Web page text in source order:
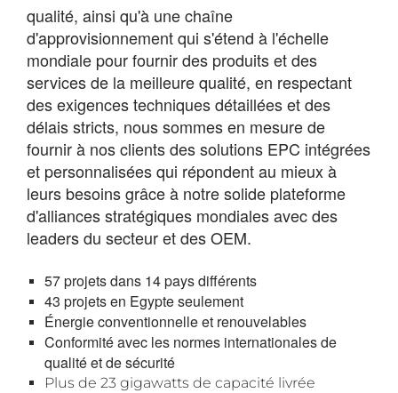
qualité, ainsi qu'à une chaîne
d'approvisionnement qui s'étend à l'échelle
mondiale pour fournir des produits et des
services de la meilleure qualité, en respectant
des exigences techniques détaillées et des
délais stricts, nous sommes en mesure de
fournir à nos clients des solutions EPC intégrées
et personnalisées qui répondent au mieux à
leurs besoins grâce à notre solide plateforme
d'alliances stratégiques mondiales avec des
leaders du secteur et des OEM.
57 projets dans 14 pays différents
43 projets en Egypte seulement
Énergie conventionnelle et renouvelables
Conformité avec les normes internationales de
qualité et de sécurité
Plus de 23 gigawatts de capacité livrée